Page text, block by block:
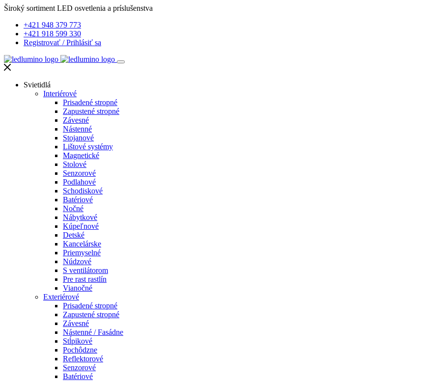
Široký sortiment LED osvetlenia a príslušenstva
+421 948 379 773
+421 918 599 330
Registrovať /Prihlásiť sa
Svietidlá
Interiérové
Prisadené stropné
Zapustené stropné
Závesné
Nástenné
Stojanové
Lištové systémy
Magnetické
Stolové
Senzorové
Podlahové
Schodiskové
Batériové
Nočné
Nábytkové
Kúpeľnové
Detské
Kancelárske
Priemyselné
Núdzové
S ventilátorom
Pre rast rastlín
Vianočné
Exteriérové
Prisadené stropné
Zapustené stropné
Závesné
Nástenné / Fasádne
Stĺpikové
Pochôdzne
Reflektorové
Senzorové
Batériové